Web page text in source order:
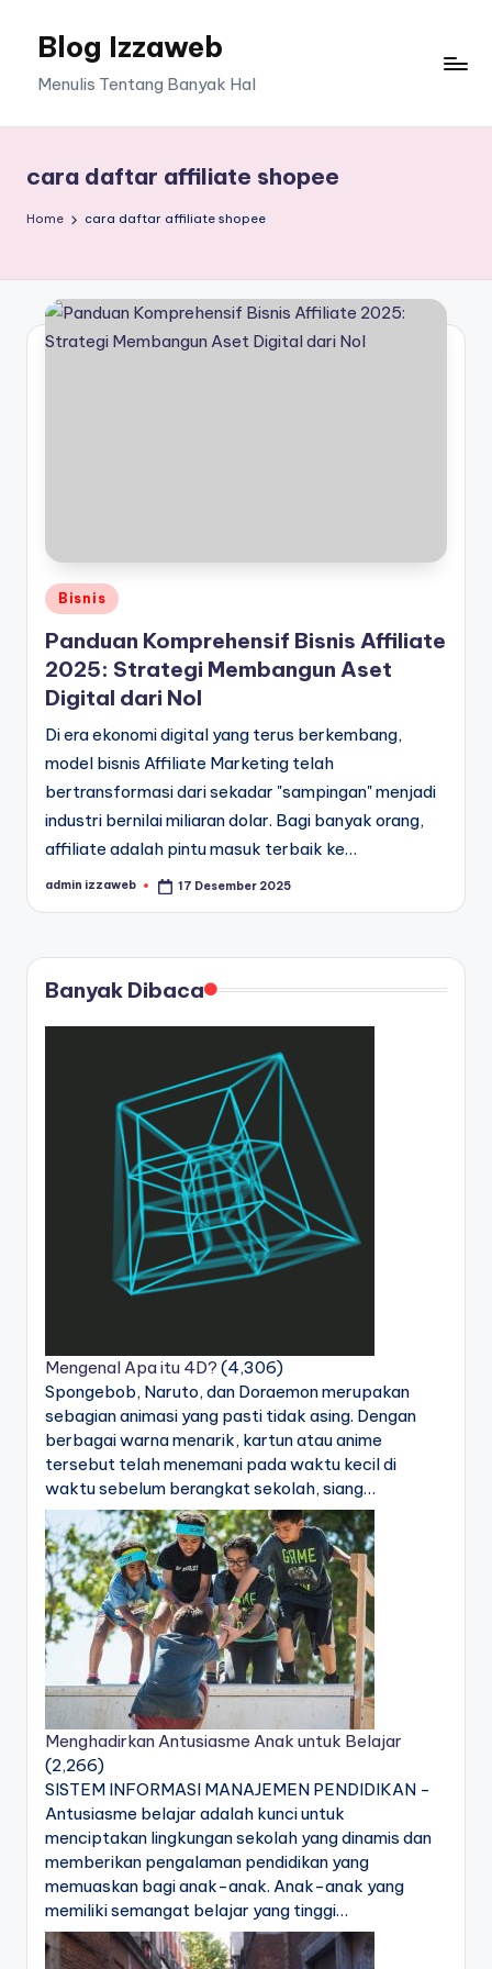
Blog Izzaweb
Menulis Tentang Banyak Hal
cara daftar affiliate shopee
Home cara daftar affiliate shopee
Posted
in
Bisnis
Panduan Komprehensif Bisnis Affiliate
2025: Strategi Membangun Aset
Digital dari Nol
Di era ekonomi digital yang terus berkembang,
model bisnis Affiliate Marketing telah
bertransformasi dari sekadar "sampingan" menjadi
industri bernilai miliaran dolar. Bagi banyak orang,
affiliate adalah pintu masuk terbaik ke…
Posted
admin izzaweb 17 Desember 2025
Banyak Dibaca
Mengenal Apa itu 4D? (4,306)
Spongebob, Naruto, dan Doraemon merupakan
sebagian animasi yang pasti tidak asing. Dengan
berbagai warna menarik, kartun atau anime
tersebut telah menemani pada waktu kecil di
waktu sebelum berangkat sekolah, siang…
Menghadirkan Antusiasme Anak untuk Belajar
(2,266)
SISTEM INFORMASI MANAJEMEN PENDIDIKAN -
Antusiasme belajar adalah kunci untuk
menciptakan lingkungan sekolah yang dinamis dan
memberikan pengalaman pendidikan yang
memuaskan bagi anak-anak. Anak-anak yang
memiliki semangat belajar yang tinggi…